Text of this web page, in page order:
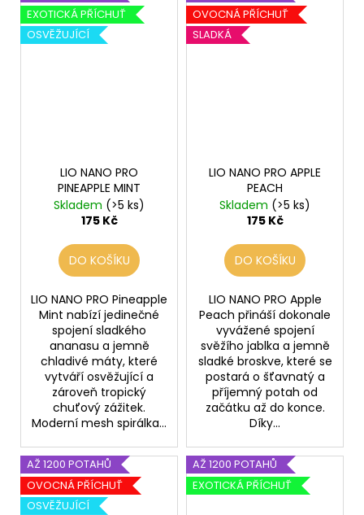
EXOTICKÁ PŘÍCHUŤ
OSVĚŽUJÍCÍ
LIO NANO PRO
PINEAPPLE MINT
Skladem (>5 ks)
175 Kč
DO KOŠÍKU
LIO NANO PRO Pineapple
Mint nabízí jedinečné
spojení sladkého
ananasu a jemně
chladivé máty, které
vytváří osvěžující a
zároveň tropický
chuťový zážitek.
Moderní mesh spirálka...
OVOCNÁ PŘÍCHUŤ
SLADKÁ
LIO NANO PRO APPLE
PEACH
Skladem (>5 ks)
175 Kč
DO KOŠÍKU
LIO NANO PRO Apple
Peach přináší dokonale
vyvážené spojení
svěžího jablka a jemně
sladké broskve, které se
postará o šťavnatý a
příjemný potah od
začátku až do konce.
Díky...
AŽ 1200 POTAHŮ
OVOCNÁ PŘÍCHUŤ
OSVĚŽUJÍCÍ
AŽ 1200 POTAHŮ
EXOTICKÁ PŘÍCHUŤ